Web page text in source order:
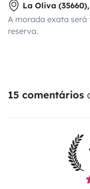
La Oliva
A morada exata
reserva.
15 comentários